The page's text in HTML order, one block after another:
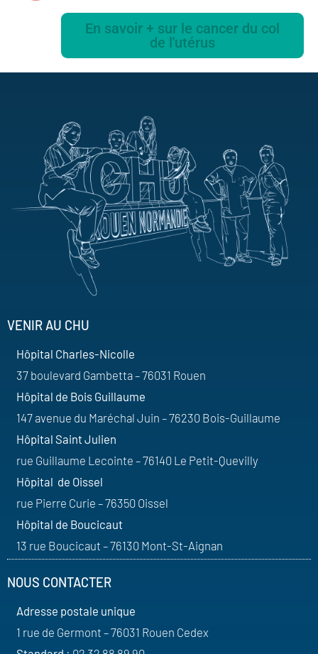
En savoir + sur le cancer du col
de l'utérus
VENIR AU CHU
Hôpital Charles-Nicolle
37 boulevard Gambetta – 76031 Rouen
Hôpital de Bois Guillaume
147 avenue du Maréchal Juin – 76230 Bois-Guillaume
Hôpital Saint Julien
rue Guillaume Lecointe – 76140 Le Petit-Quevilly
Hôpital de Oissel
rue Pierre Curie – 76350 Oissel
Hôpital de Boucicaut
13 rue Boucicaut – 76130 Mont-St-Aignan
NOUS CONTACTER
Adresse postale unique
1 rue de Germont – 76031 Rouen Cedex